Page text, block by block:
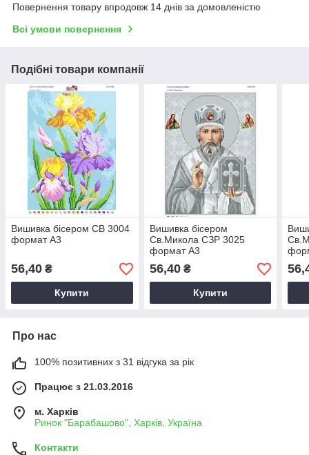
Повернення товару впродовж 14 днів за домовленістю
Всі умови повернення
Подібні товари компанії
Вишивка бісером СВ 3004
формат А3
56,40 ₴
Купити
Вишивка бісером
Св.Микола СЗР 3025
формат А3
56,40₴
Купити
Про нас
100% позитивних з 31 відгука за рік
Працює з 21.03.2016
м. Харків
Ринок "Барабашово", Харків, Україна
Контакти